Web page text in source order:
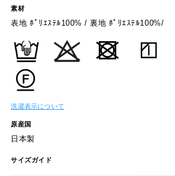
素材
表地 ﾎﾟﾘｴｽﾃﾙ100% / 裏地 ﾎﾟﾘｴｽﾃﾙ100%/
洗濯表示について
原産国
日本製
サイズガイド